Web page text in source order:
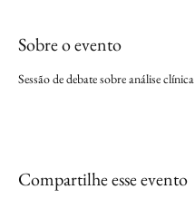
Sobre o evento
Sessão de debate sobre análise clínica
Compartilhe esse evento